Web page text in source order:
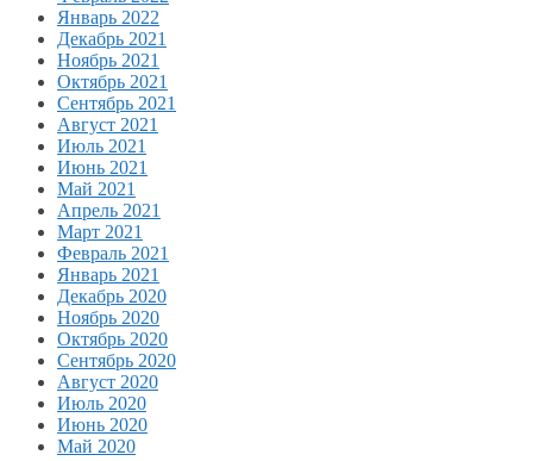
Январь 2022
Декабрь 2021
Ноябрь 2021
Октябрь 2021
Сентябрь 2021
Август 2021
Июль 2021
Июнь 2021
Май 2021
Апрель 2021
Март 2021
Февраль 2021
Январь 2021
Декабрь 2020
Ноябрь 2020
Октябрь 2020
Сентябрь 2020
Август 2020
Июль 2020
Июнь 2020
Май 2020